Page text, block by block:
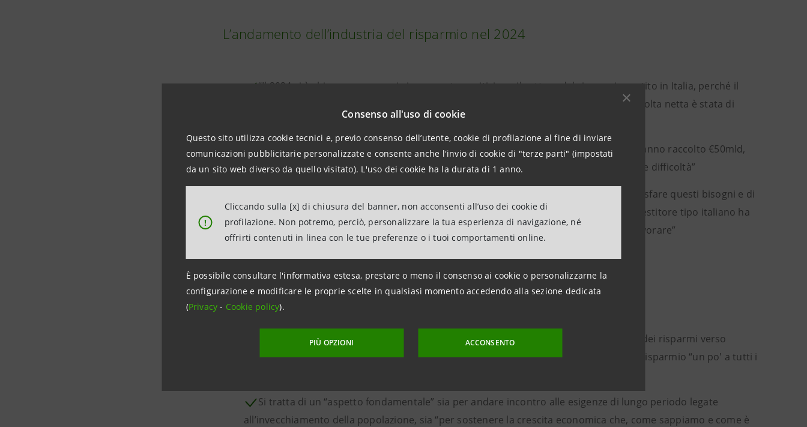
Consenso all'uso di cookie
Questo sito utilizza cookie tecnici e, previo consenso dell’utente, cookie di profilazione al fine di inviare
comunicazioni pubblicitarie personalizzate e consente anche l'invio di cookie di "terze parti" (impostati
da un sito web diverso da quello visitato). L'uso dei cookie ha la durata di 1 anno.
!
Cliccando sulla [x] di chiusura del banner, non acconsenti all’uso dei cookie di
profilazione. Non potremo, perciò, personalizzare la tua esperienza di navigazione, né
offrirti contenuti in linea con le tue preferenze o i tuoi comportamenti online.
È possibile consultare l'informativa estesa, prestare o meno il consenso ai cookie o personalizzarne la
configurazione e modificare le proprie scelte in qualsiasi momento accedendo alla sezione dedicata
(Privacy- Cookie policy).
PIÙ OPZIONI ACCONSENTO
L’andamento dell’industria del risparmio nel 2024
“Il 2024 si è chiuso con numeri sicuramente positivi per il settore del risparmio gestito in Italia, perché il
patrimonio ha raggiunto i €2.500mld, in crescita rispetto all’anno precedente, e la raccolta netta è stata di
€33mld” ma sono numeri che vanno “interpretati”
Il contributo alla raccolta netta “è venuto dai prodotti obbligazionari”, che da soli hanno raccolto €50mld,
“mentre i prodotti azionari, i bilanciati e i flessibili hanno continuato a registrare alcune difficoltà”
Se l’industria del risparmio è stata “capace di disegnare un’offerta in grado di soddisfare questi bisogni e di
far ripartire i flussi”, i dati sui prodotti azionari, bilanciati e flessibili “ci dicono che l’investitore tipo italiano ha
ancora un eccesso di prudenza” sulla quale “dobbiamo un po' tutti, come industria, lavorare”
La Savings and investments union
“L’obiettivo principale della Savings and investments union, che è la canalizzazione dei risparmi verso
l’economia reale europea, ritengo sia positivo”, comportando una rifocalizzazione sul risparmio “un po' a tutti i
Si tratta di un “aspetto fondamentale” sia per andare incontro alle esigenze di lungo periodo legate
all’invecchiamento della popolazione, sia “per sostenere la crescita economica che, come sappiamo e come è